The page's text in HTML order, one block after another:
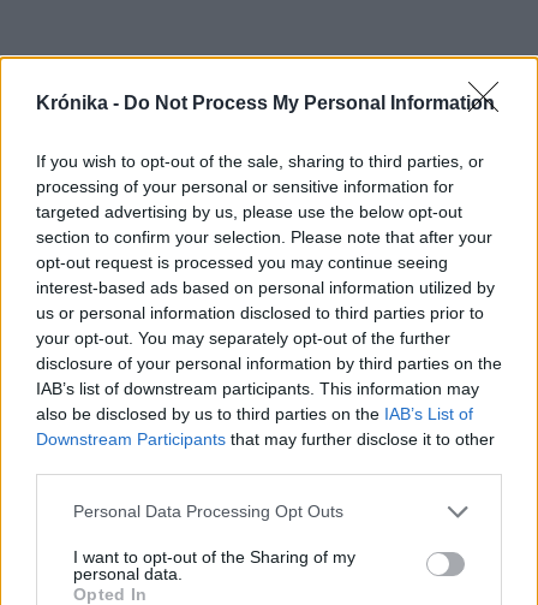
Krónika - Do Not Process My Personal Information
If you wish to opt-out of the sale, sharing to third parties, or
processing of your personal or sensitive information for
targeted advertising by us, please use the below opt-out
section to confirm your selection. Please note that after your
opt-out request is processed you may continue seeing
interest-based ads based on personal information utilized by
us or personal information disclosed to third parties prior to
your opt-out. You may separately opt-out of the further
disclosure of your personal information by third parties on the
IAB’s list of downstream participants. This information may
also be disclosed by us to third parties on the IAB’s List of
Downstream Participants that may further disclose it to other
Personal Data Processing Opt Outs
I want to opt-out of the Sharing of my
personal data.
Opted In
Hasznos
Impresszum
Szerzői jogok
Adatvédelmi tájékoztató
Cookie-kezelési tájékoztató
Nyomtatott lapjaink archívuma
Médiaajánlat